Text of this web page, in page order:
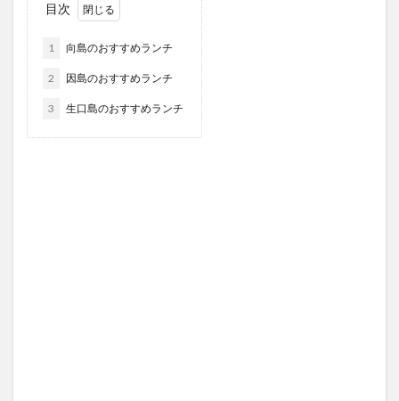
目次
1 向島のおすすめランチ
2 因島のおすすめランチ
3 生口島のおすすめランチ